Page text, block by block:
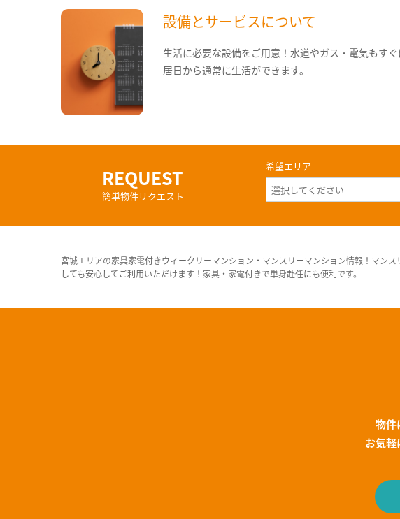
設備とサービスについて
生活に必要な設備をご用意！水道やガス・電気もす
居日から通常に生活ができます。
REQUEST
簡単物件リクエスト
希望エリア
宮城エリアの家具家電付きウィークリーマンション・マンスリーマンション情報！マン
しても安心してご利用いただけます！家具・家電付きで単身赴任にも便利です。
物件
お気軽